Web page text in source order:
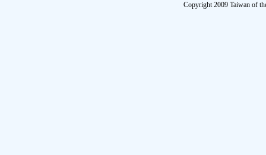
Copyright 2009 Taiwan of